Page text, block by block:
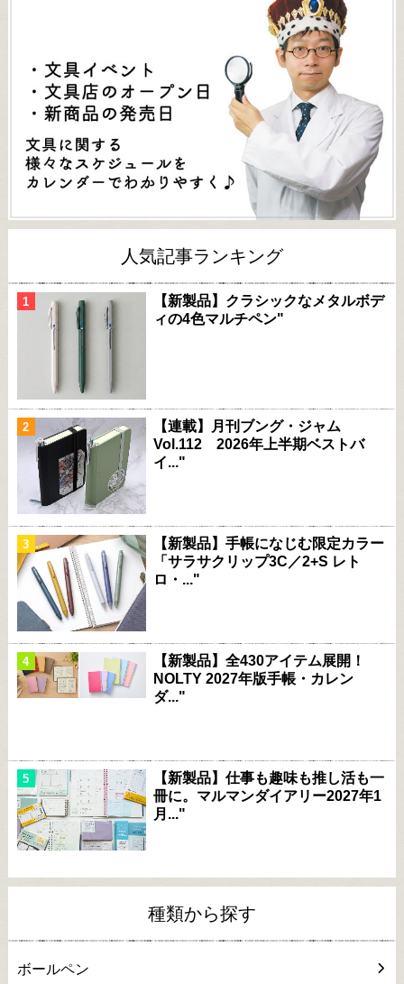
人気記事ランキング
【新製品】クラシックなメタルボデ
ィの4色マルチペン"
【連載】月刊ブング・ジャム
Vol.112 2026年上半期ベストバ
イ..."
【新製品】手帳になじむ限定カラー
「サラサクリップ3C／2+S レト
ロ・..."
【新製品】全430アイテム展開！
NOLTY 2027年版手帳・カレン
ダ..."
【新製品】仕事も趣味も推し活も一
冊に。マルマンダイアリー2027年1
月..."
種類から探す
ボールペン